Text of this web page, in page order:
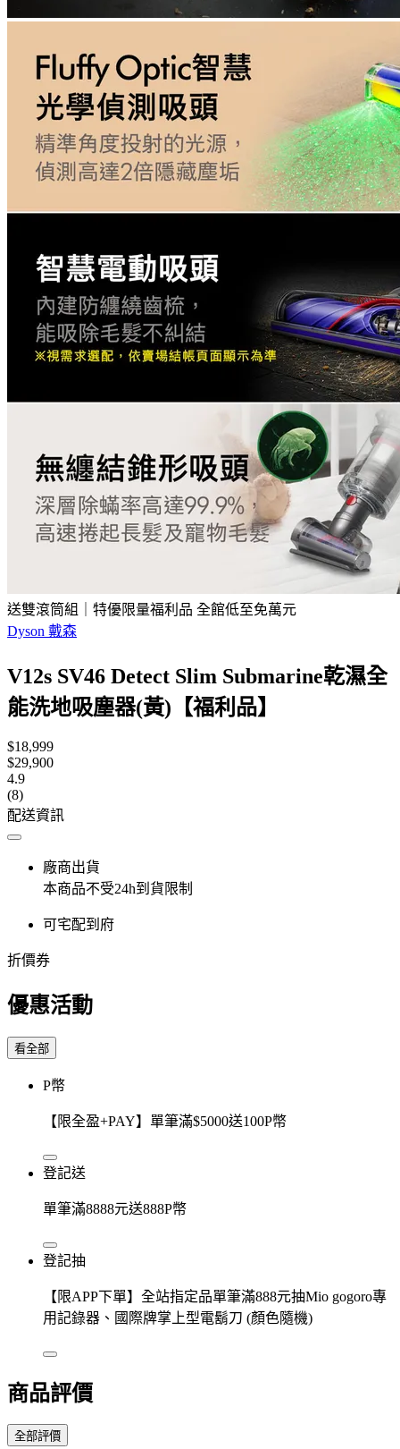
送雙滾筒組｜特優限量福利品 全館低至免萬元
Dyson 戴森
V12s SV46 Detect Slim Submarine乾濕全
能洗地吸塵器(黃)【福利品】
$18,999
$29,900
4.9
(8)
配送資訊
廠商出貨
本商品不受24h到貨限制
可宅配到府
折價券
優惠活動
看全部
P幣
【限全盈+PAY】單筆滿$5000送100P幣
登記送
單筆滿8888元送888P幣
登記抽
【限APP下單】全站指定品單筆滿888元抽Mio gogoro專
用記錄器、國際牌掌上型電鬍刀 (顏色隨機)
商品評價
全部評價